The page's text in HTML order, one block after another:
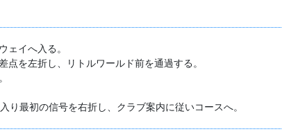
イへ入る。
を左折し、リトルワールド前を通過する。
り最初の信号を右折し、クラブ案内に従いコースへ。